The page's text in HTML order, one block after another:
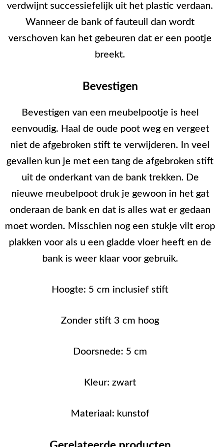
verdwijnt successiefelijk uit het plastic verdaan.
Wanneer de bank of fauteuil dan wordt
verschoven kan het gebeuren dat er een pootje
breekt.
Bevestigen
Bevestigen van een meubelpootje is heel
eenvoudig. Haal de oude poot weg en vergeet
niet de afgebroken stift te verwijderen. In veel
gevallen kun je met een tang de afgebroken stift
uit de onderkant van de bank trekken. De
nieuwe meubelpoot druk je gewoon in het gat
onderaan de bank en dat is alles wat er gedaan
moet worden. Misschien nog een stukje vilt erop
plakken voor als u een gladde vloer heeft en de
bank is weer klaar voor gebruik.
Hoogte: 5 cm inclusief stift
Zonder stift 3 cm hoog
Doorsnede: 5 cm
Kleur: zwart
Materiaal: kunstof